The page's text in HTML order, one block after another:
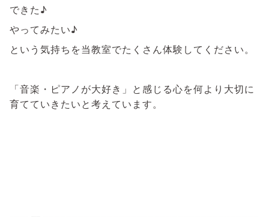
できた♪
やってみたい♪
という気持ちを当教室でたくさん体験してください。
「音楽・ピアノが大好き」と感じる心を何より大切に
育てていきたいと考えています。